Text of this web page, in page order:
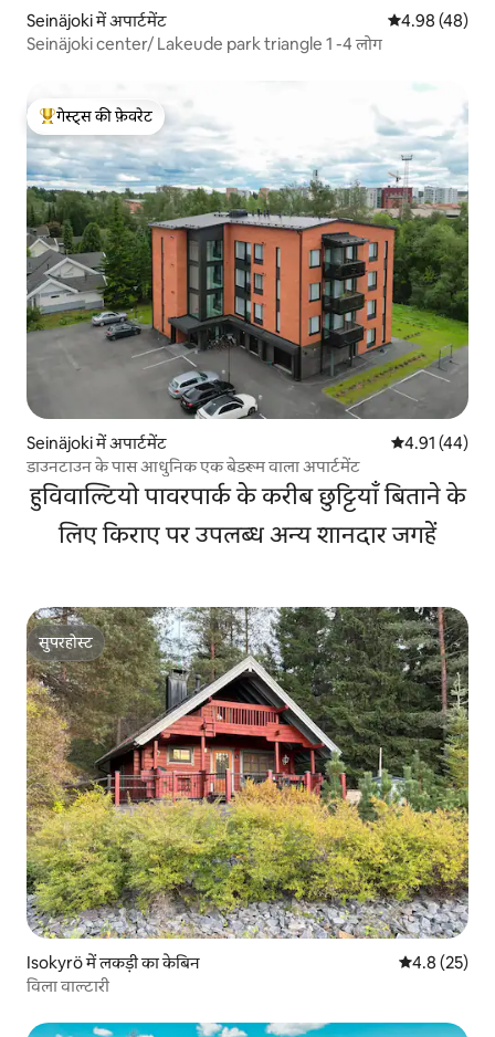
Seinäjoki में अपार्टमेंट औसत रेटिंग 5 में
4.98 (48)
Seinäjoki center/ Lakeude park triangle 1 -4 लोग
गेस्ट्स का टॉप फ़ेवरेट
गेस्ट्स की फ़ेवरेट
Seinäjoki में अपार्टमेंट औसत रेटिंग 5 में
4.91 (44)
डाउनटाउन के पास आधुनिक एक बेडरूम वाला अपार्टमेंट
हुविवाल्टियो पावरपार्क के करीब छुट्टियाँ बिताने के
लिए किराए पर उपलब्ध अन्य शानदार जगहें
सुपरहोस्ट
सुपरहोस्ट
Isokyrö में लकड़ी का केबिन औसत रेटिंग 5
4.8 (25)
विला वाल्टारी